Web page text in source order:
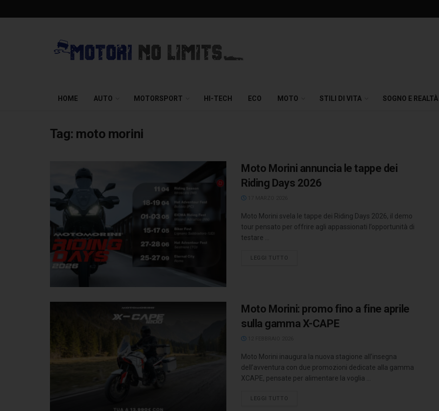
HOME AUTO MOTORSPORT HI-TECH ECO MOTO STILI DI VITA SOGNO E REALTÀ
Tag: moto morini
Moto Morini annuncia le tappe dei
Riding Days 2026
Moto Morini svela le tappe dei Riding Days 2026, il demo
tour pensato per offrire agli appassionati l’opportunità di
testare ...
LEGGI TUTTO
Moto Morini: promo fino a fine aprile
sulla gamma X-CAPE
Moto Morini inaugura la nuova stagione all’insegna
dell’avventura con due promozioni dedicate alla gamma
XCAPE, pensate per alimentare la voglia ...
LEGGI TUTTO